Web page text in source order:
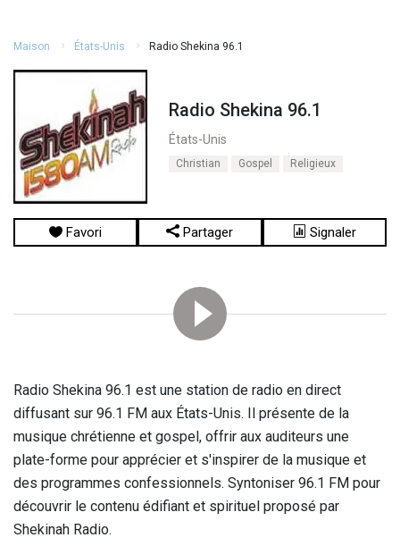
Maison États-Unis Radio Shekina 96.1
Radio Shekina 96.1
États-Unis
Christian Gospel Religieux
Favori Partager Signaler
Radio Shekina 96.1 est une station de radio en direct
diffusant sur 96.1 FM aux États-Unis. Il présente de la
musique chrétienne et gospel, offrir aux auditeurs une
plate-forme pour apprécier et s'inspirer de la musique et
des programmes confessionnels. Syntoniser 96.1 FM pour
découvrir le contenu édifiant et spirituel proposé par
Shekinah Radio.